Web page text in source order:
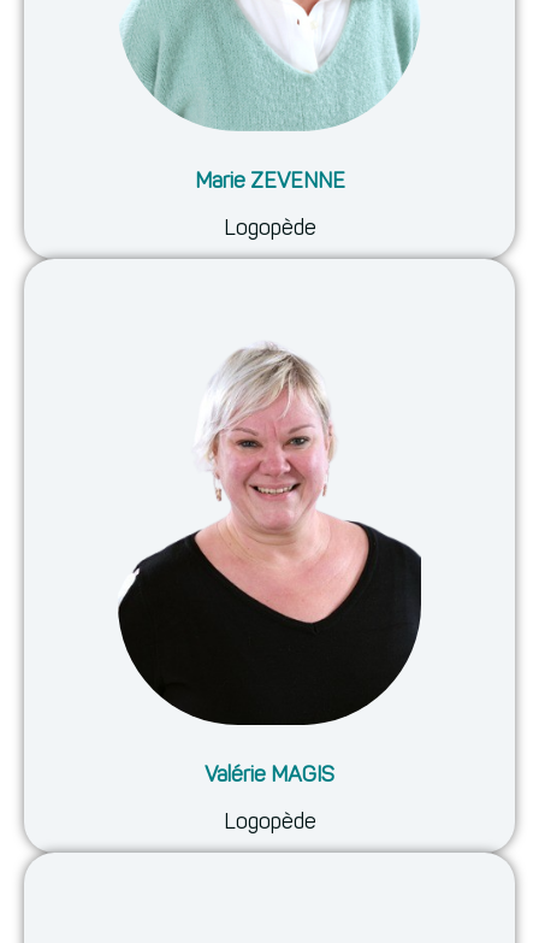
Marie ZEVENNE
Logopède
Valérie MAGIS
Logopède